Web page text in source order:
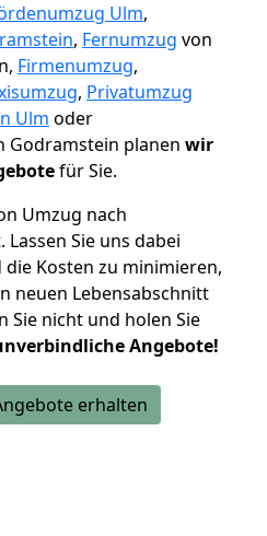
Ulm,
, Fernumzug von
Firmenumzug,
, Privatumzug
Ulm oder
Godramstein planen wir
für Sie.
Umzug nach
Sie uns dabei
Kosten zu minimieren,
neuen Lebensabschnitt
Sie nicht und holen Sie
Angebote!
erhalten